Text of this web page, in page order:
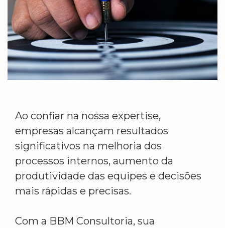
Ao confiar na nossa expertise,
empresas alcançam resultados
significativos na melhoria dos
processos internos, aumento da
produtividade das equipes e decisões
mais rápidas e precisas.
Com a BBM Consultoria, sua